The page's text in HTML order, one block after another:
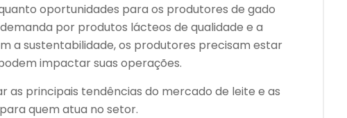
oportunidades para os produtores de gado
por produtos lácteos de qualidade e a
a sustentabilidade, os produtores precisam estar
impactar suas operações.
as principais tendências do mercado de leite e as
quem atua no setor.